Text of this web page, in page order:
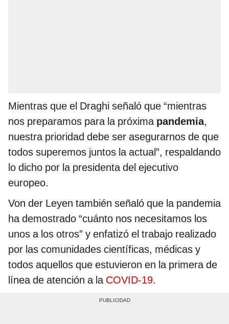
Mientras que el Draghi señaló que “mientras
nos preparamos para la próxima pandemia,
nuestra prioridad debe ser asegurarnos de que
todos superemos juntos la actual”, respaldando
lo dicho por la presidenta del ejecutivo
europeo.
Von der Leyen también señaló que la pandemia
ha demostrado “cuánto nos necesitamos los
unos a los otros” y enfatizó el trabajo realizado
por las comunidades científicas, médicas y
todos aquellos que estuvieron en la primera de
línea de atención a la COVID-19.